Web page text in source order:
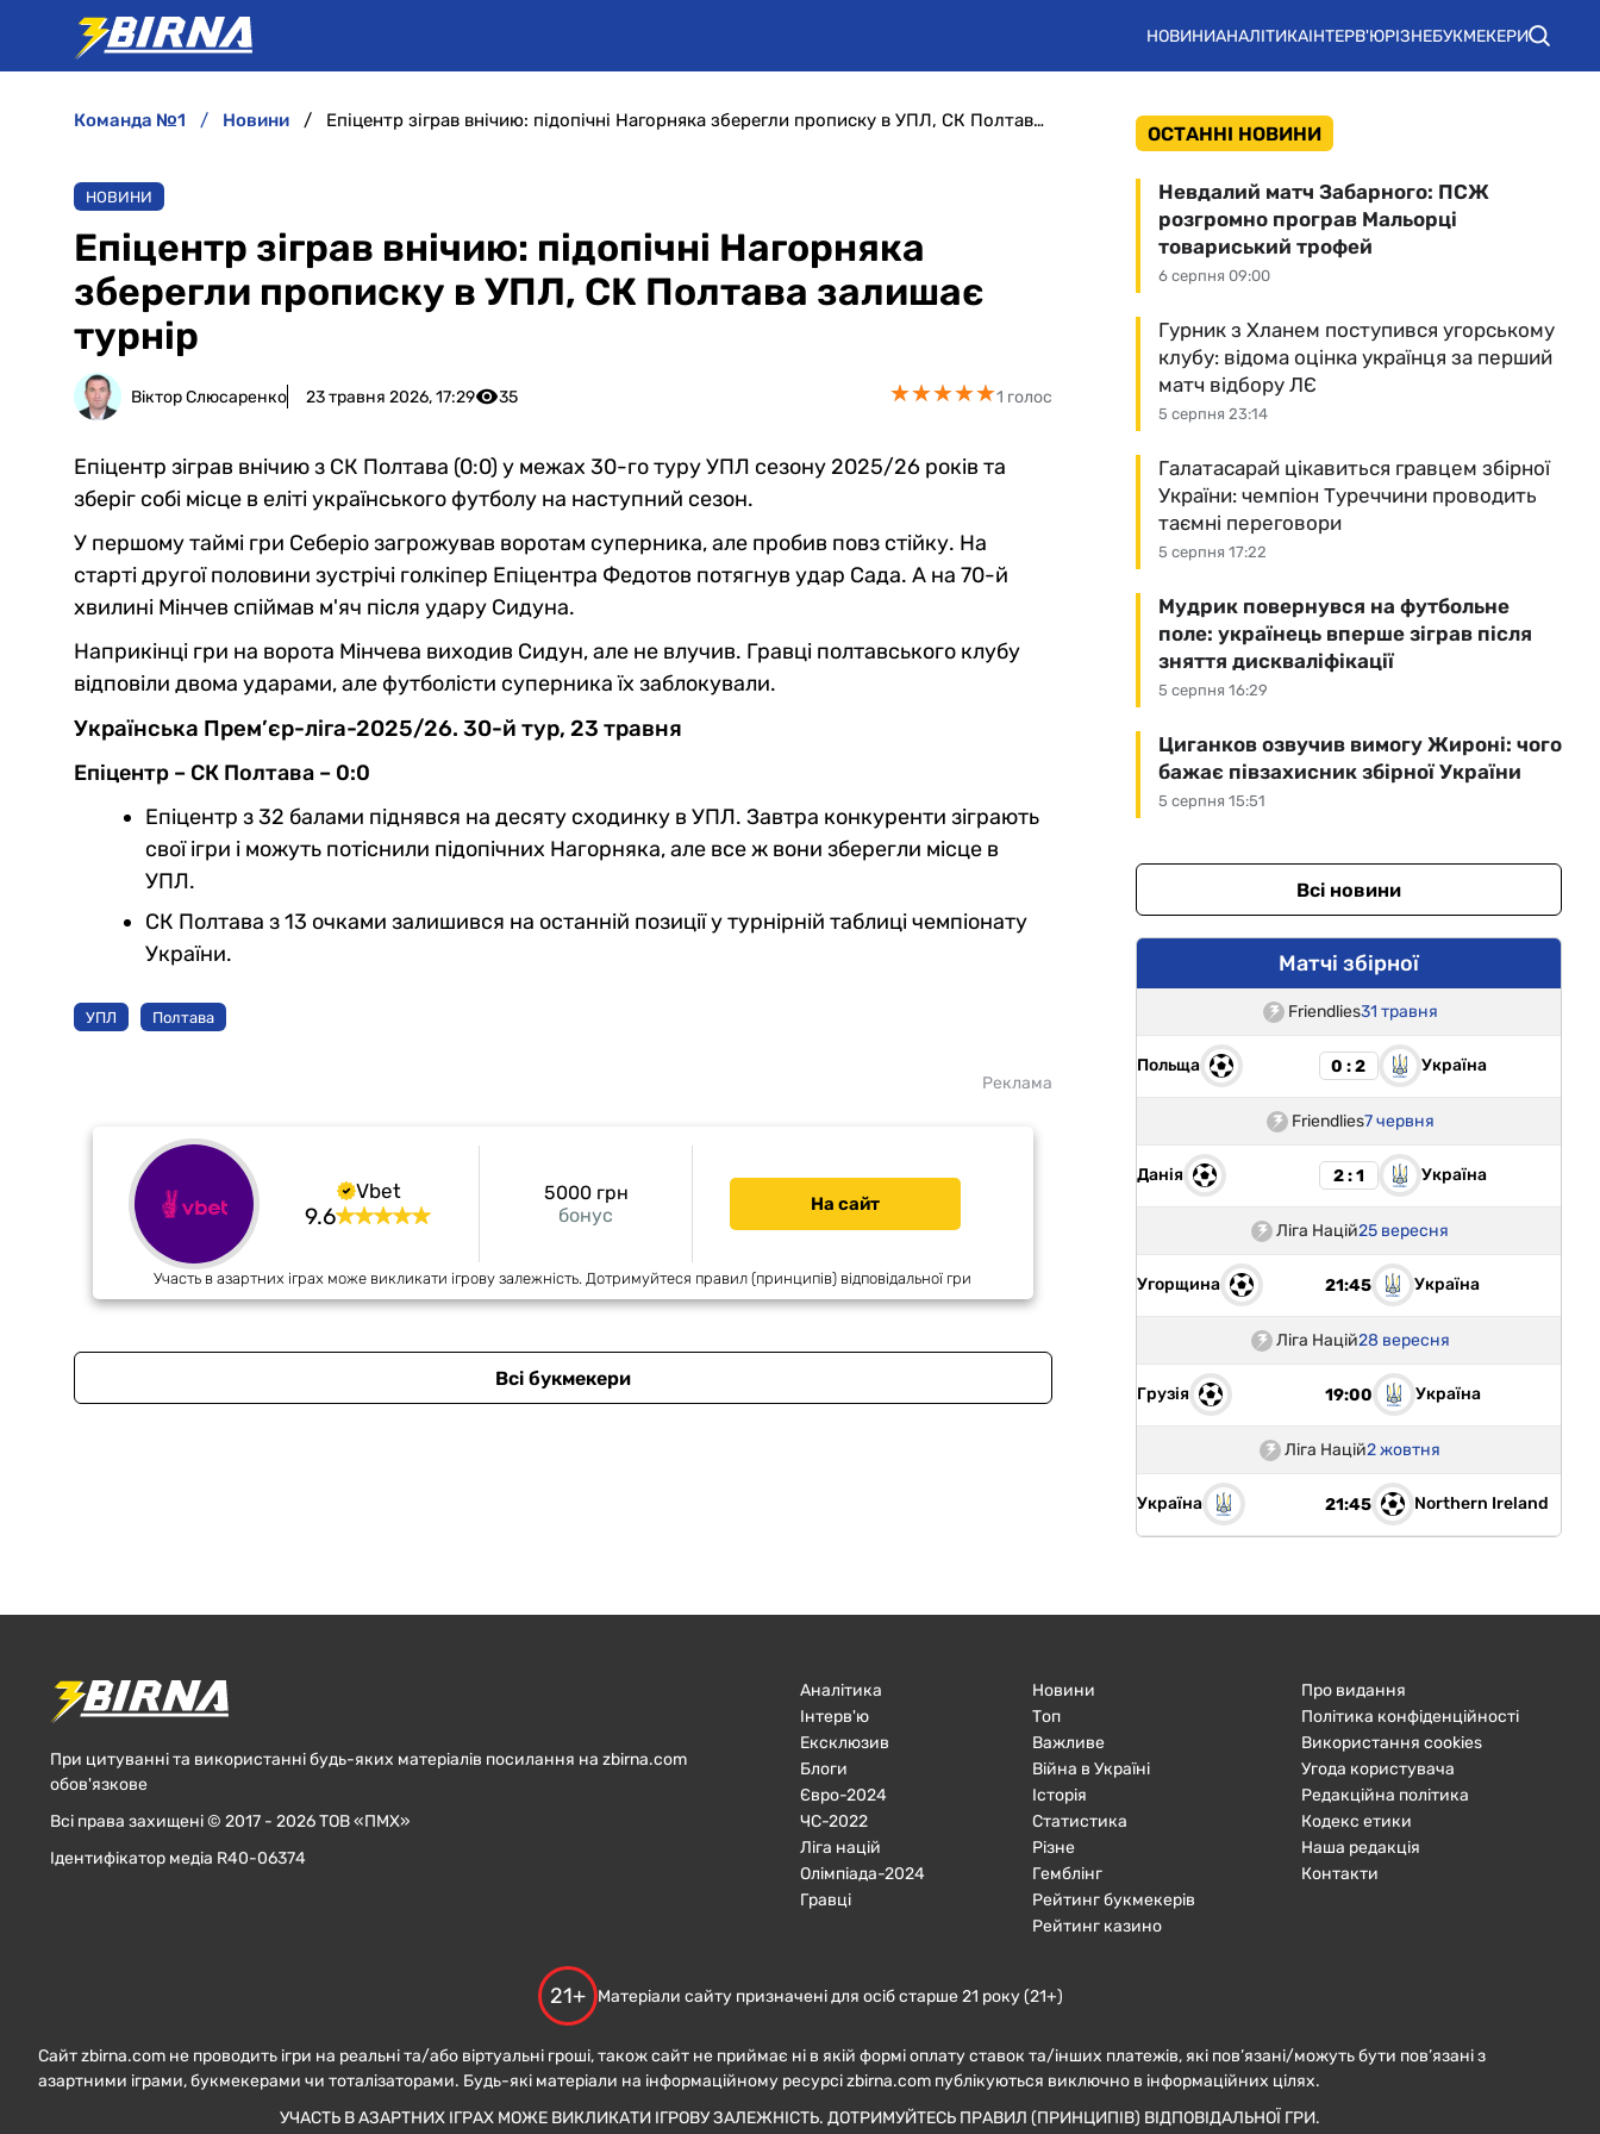
НОВИНИАНАЛІТИКАІНТЕРВ'ЮРІЗНЕБУКМЕКЕРИ
команда №1 новини Епіцентр зіграв внічию: підопічні Нагорняка зберегли прописку в УПЛ, СК Полтава залишає турнір
НОВИНИ
Епіцентр зіграв внічию: підопічні Нагорняка
зберегли прописку в УПЛ, СК Полтава залишає
турнір
Віктор Слюсаренко 23 травня 2026, 17:29 35 ★★★★★
★★★★★1 голос
Епіцентр зіграв внічию з СК Полтава (0:0) у межах 30-го туру УПЛ сезону 2025/26 років та
зберіг собі місце в еліті українського футболу на наступний сезон.
У першому таймі гри Себеріо загрожував воротам суперника, але пробив повз стійку. На
старті другої половини зустрічі голкіпер Епіцентра Федотов потягнув удар Сада. А на 70-й
хвилині Мінчев спіймав м'яч після удару Сидуна.
Наприкінці гри на ворота Мінчева виходив Сидун, але не влучив. Гравці полтавського клубу
відповіли двома ударами, але футболісти суперника їх заблокували.
Українська Прем’єр-ліга-2025/26. 30-й тур, 23 травня
Епіцентр – СК Полтава – 0:0
Епіцентр з 32 балами піднявся на десяту сходинку в УПЛ. Завтра конкуренти зіграють
свої ігри і можуть потіснили підопічних Нагорняка, але все ж вони зберегли місце в
УПЛ.
СК Полтава з 13 очками залишився на останній позиції у турнірній таблиці чемпіонату
України.
УПЛ Полтава
Реклама
Vbet
9.6 бонус
5000 грн На сайт
Участь в азартних іграх може викликати ігрову залежність. Дотримуйтеся правил (принципів) відповідальної гри
Всі букмекери
ОСТАННІ НОВИНИ
6 серпня 09:00
Невдалий матч Забарного: ПСЖ
розгромно програв Мальорці
товариський трофей
5 серпня 23:14
Гурник з Хланем поступився угорському
клубу: відома оцінка українця за перший
матч відбору ЛЄ
5 серпня 17:22
Галатасарай цікавиться гравцем збірної
України: чемпіон Туреччини проводить
таємні переговори
5 серпня 16:29
Мудрик повернувся на футбольне
поле: українець вперше зіграв після
зняття дискваліфікації
5 серпня 15:51
Циганков озвучив вимогу Жироні: чого
бажає півзахисник збірної України
Всі новини
Матчі збірної
Friendlies31 травня
Польща 0 : 2 Україна
Friendlies7 червня
Данія 2 : 1 Україна
Ліга Націй25 вересня
Угорщина 21:45 Україна
Ліга Націй28 вересня
Грузія 19:00 Україна
Ліга Націй2 жовтня
Україна 21:45 Northern Ireland
При цитуванні та використанні будь-яких матеріалів посилання на zbirna.com
обов'язкове
Всі права захищені © 2017 - 2026 ТОВ «ПМХ»
Ідентифікатор медіа R40-06374
Аналітика
Інтерв'ю
Ексклюзив
Блоги
Євро-2024
ЧC-2022
Ліга націй
Олімпіада-2024
Гравці
Новини
Топ
Важливе
Війна в Україні
Історія
Статистика
Різне
Гемблінг
Рейтинг букмекерів
Рейтинг казино
Про видання
Політика конфіденційності
Використання cookies
Угода користувача
Редакційна політика
Кодекс етики
Наша редакція
Контакти
21+ Матеріали сайту призначені для осіб старше 21 року (21+)
Сайт zbirna.com не проводить ігри на реальні та/або віртуальні гроші, також сайт не приймає ні в якій формі оплату ставок та/інших платежів, які пов’язані/можуть бути пов’язані з
азартними іграми, букмекерами чи тоталізаторами. Будь-які матеріали на інформаційному ресурсі zbirna.com публікуються виключно в інформаційних цілях.
УЧАСТЬ В АЗАРТНИХ ІГРАХ МОЖЕ ВИКЛИКАТИ ІГРОВУ ЗАЛЕЖНІСТЬ. ДОТРИМУЙТЕСЬ ПРАВИЛ (ПРИНЦИПІВ) ВІДПОВІДАЛЬНОЇ ГРИ.